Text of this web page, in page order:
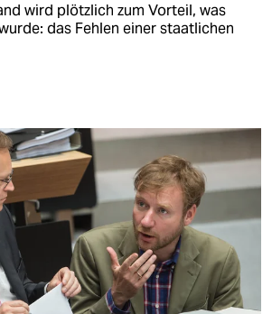
wird plötzlich zum Vorteil, was
das Fehlen einer staatlichen